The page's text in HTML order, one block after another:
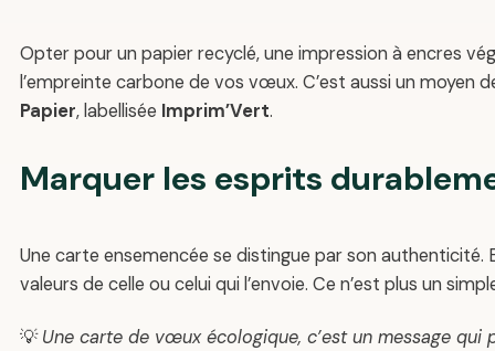
Opter pour un papier recyclé, une impression à encres
l’empreinte carbone de vos vœux. C’est aussi un moyen
Papier, labellisée Imprim’Vert.
Marquer les esprits
Une carte ensemencée se distingue par son
valeurs de celle ou celui qui l’envoie. Ce n’est plus un
💡Une carte de vœux écologique, c’est un message